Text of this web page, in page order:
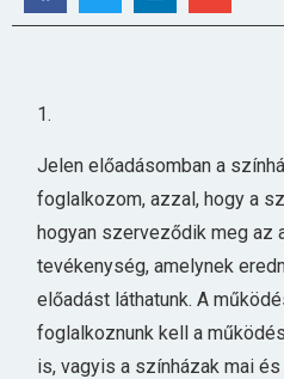
1.
Jelen előadásomban a
foglalkozom, azzal, hogy a
hogyan szerveződik meg az
tevékenység, amelynek
előadást láthatunk. A
foglalkoznunk kell a
is, vagyis a színházak mai